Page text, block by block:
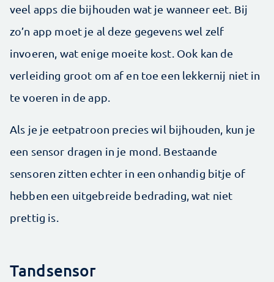
veel apps die bijhouden wat je wanneer eet. Bij
zo’n app moet je al deze gegevens wel zelf
invoeren, wat enige moeite kost. Ook kan de
verleiding groot om af en toe een lekkernij niet in
te voeren in de app.
Als je je eetpatroon precies wil bijhouden, kun je
een sensor dragen in je mond. Bestaande
sensoren zitten echter in een onhandig bitje of
hebben een uitgebreide bedrading, wat niet
prettig is.
Tandsensor